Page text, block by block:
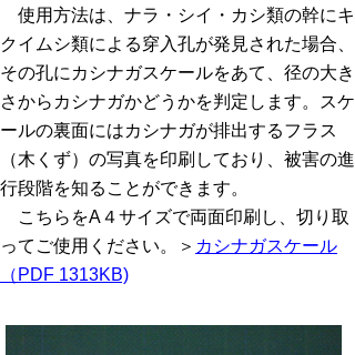
使用方法は、ナラ・シイ・カシ類の幹にキ
クイムシ類による穿入孔が発見された場合、
その孔にカシナガスケールをあて、径の大き
さからカシナガかどうかを判定します。スケ
ールの裏面にはカシナガが排出するフラス
（木くず）の写真を印刷しており、被害の進
行段階を知ることができます。
こちらをA４サイズで両面印刷し、切り取
ってご使用ください。＞ カシナガスケール
（PDF 1313KB)